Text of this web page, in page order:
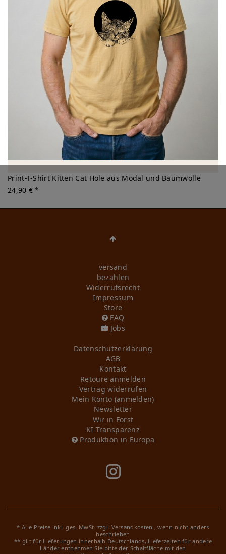
Print-T-Shirt Kitten Cat Hole aus Modal und Baumwolle
24,90 € *
versand
bezahlen
Widerrufs­recht
Impressum
Store
FAQ
Jobs
Daten­schutz­erklärung
AGB
Kontakt
Retoure anmelden
Vertrag widerrufen
Mein Konto (anmelden)
Newsletter
Wir in Forst
KI-Transparenz
Produktion in Europa
* Alle Preise inkl. ges. MwSt. zzgl. Versandkosten , wenn nicht anders
beschrieben
** gilt für Lieferungen innerhalb Deutschlands, Lieferzeiten für andere
Länder entnehmen Sie bitte der Schaltfläche mit den